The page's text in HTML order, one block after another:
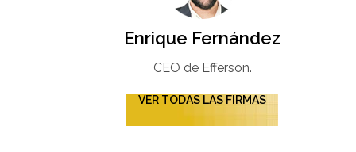
Enrique Fernández
CEO de Efferson.
VER TODAS LAS FIRMAS